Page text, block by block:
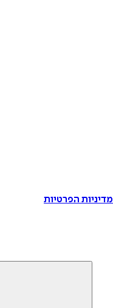
הפרטיות